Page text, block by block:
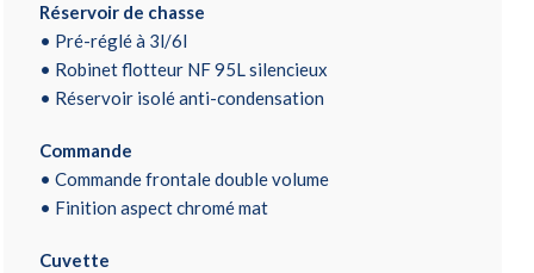
Réservoir de chasse
• Pré-réglé à 3l/6l
• Robinet flotteur NF 95L silencieux
• Réservoir isolé anti-condensation
Commande
• Commande frontale double volume
• Finition aspect chromé mat
Cuvette